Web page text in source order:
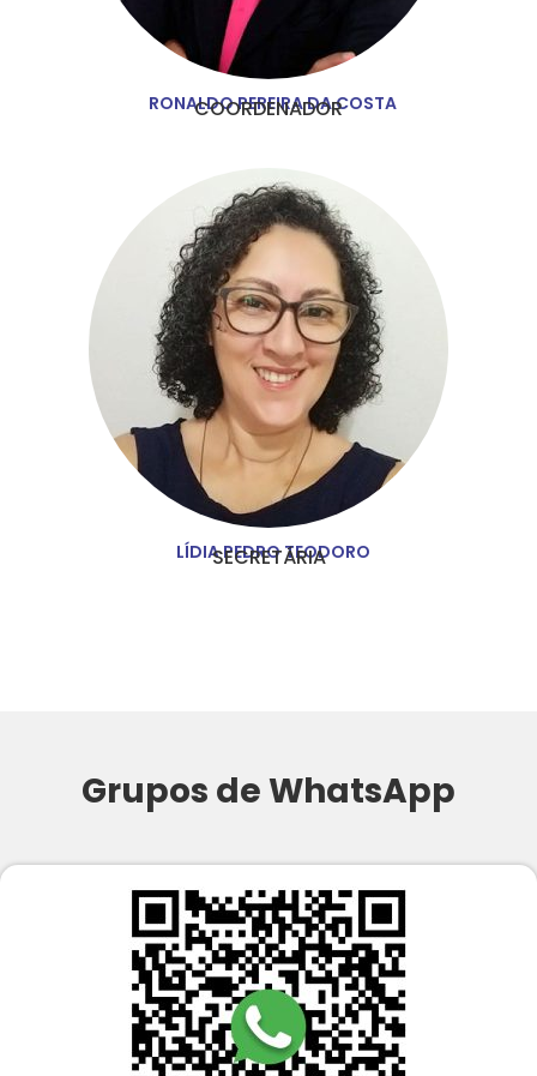
RONALDO PEREIRA DA COSTA
COORDENADOR
LÍDIA PEDRO TEODORO
SECRETÁRIA
Grupos de WhatsApp